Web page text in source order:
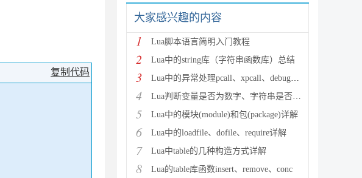
复制代码
大家感兴趣的内容
1 Lua脚本语言简明入门教程
2 Lua中的string库（字符串函数库）总结
3 Lua中的异常处理pcall、xpcall、debug使用实
4 Lua判断变量是否为数字、字符串是否可以转换为数字等
5 Lua中的模块(module)和包(package)详解
6 Lua中的loadfile、dofile、require详解
7 Lua中table的几种构造方式详解
8 Lua的table库函数insert、remove、conc